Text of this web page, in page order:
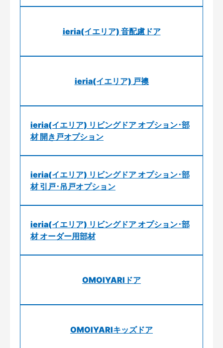
ieria(イエリア) 音配慮ドア
ieria(イエリア) 戸襖
ieria(イエリア) リビングドア オプション･部
材 開き戸オプション
ieria(イエリア) リビングドア オプション･部
材 引戸･吊戸オプション
ieria(イエリア) リビングドア オプション･部
材 オーダー用部材
OMOIYARIドア
OMOIYARIキッズドア